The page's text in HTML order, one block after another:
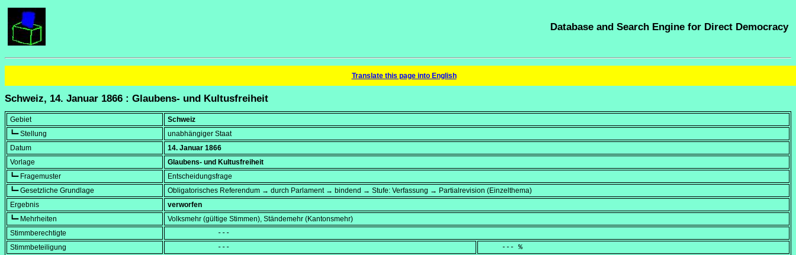
Database and Search Engine for Direct Democracy
Translate this page into English
Schweiz, 14. Januar 1866 : Glaubens- und Kultusfreiheit
Gebiet
Schweiz
┗━ Stellung
unabhängiger Staat
Datum
14. Januar 1866
Vorlage
Glaubens- und Kultusfreiheit
┗━ Fragemuster
Entscheidungsfrage
┗━ Gesetzliche Grundlage
Obligatorisches Referendum → durch Parlament → bindend → Stufe: Verfassung → Partialrevision (Einzelthema)
Ergebnis
verworfen
┗━ Mehrheiten
Volksmehr (gültige Stimmen), Ständemehr (Kantonsmehr)
Stimmberechtigte
            ---
Stimmbeteiligung
            ---
     --- %